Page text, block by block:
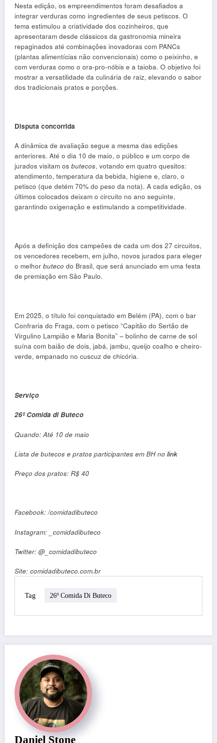
Nesta edição, os empreendimentos foram desafiados a
integrar verduras como ingredientes de seus petiscos. O
tema estimulou a criatividade dos cozinheiros, que
apresentaram desde clássicos da gastronomia mineira
repaginados até combinações inovadoras com PANCs
(plantas alimentícias não convencionais) como o peixinho, e
com verduras como o ora-pro-nóbis e a taioba. O objetivo foi
mostrar a versatilidade da culinária de raiz, elevando o sabor
dos tradicionais pratos e porções.
Disputa concorrida
A dinâmica de avaliação segue a mesma das edições
anteriores. Até o dia 10 de maio, o público e um corpo de
jurados visitam os butecos, votando em quatro quesitos:
atendimento, temperatura da bebida, higiene e, claro, o
petisco (que detém 70% do peso da nota). A cada edição, os
últimos colocados deixam o circuito no ano seguinte,
garantindo oxigenação e estimulando a competitividade.
Após a definição dos campeões de cada um dos 27 circuitos,
os vencedores recebem, em julho, novos jurados para eleger
o melhor buteco do Brasil, que será anunciado em uma festa
de premiação em São Paulo.
Em 2025, o título foi conquistado em Belém (PA), com o bar
Confraria do Fraga, com o petisco “Capitão do Sertão de
Virgulino Lampião e Maria Bonita” – bolinho de carne de sol
suína com baião de dois, jabá, jambu, queijo coalho e cheiro-
verde, empanado no cuscuz de chicória.
Serviço
26º Comida di Buteco
Quando: Até 10 de maio
Lista de butecos e pratos participantes em BH no link
Preço dos pratos: R$ 40
Facebook: /comidadibuteco
Instagram: _comidadibuteco
Twitter: @_comidadibuteco
Site: comidadibuteco.com.br
Tag 26º Comida Di Buteco
Daniel Stone